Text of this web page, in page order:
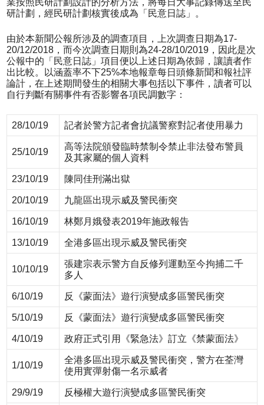
業按照民研計劃設計的分析方法，將每日大事記錄傳送至民
研計劃，經民研計劃核實後成為「民意日誌」。
由於本新聞公報所涉及的調查項目，上次調查日期為17-
20/12/2018，而今次調查日期則為24-28/10/2019，因此是次
公報中的「民意日誌」項目便以上述日期為依歸，讓讀者作
出比較。以涵蓋率不下25%本地報章每日頭條新聞和報社評
論計，在上述期間發生的相關大事包括以下事件，讀者可以
自行判斷有關事件有否影響各項民調數字：
28/10/19 記者於警方記者會抗議警察對記者使用暴力
25/10/19
高等法院頒發臨時禁制令禁止非法發布警員
及其家屬的個人資料
23/10/19 陳同佳刑滿出獄
20/10/19 九龍區出現示威及警民衝突
16/10/19 林鄭月娥發表2019年施政報告
13/10/19 全港多區出現示威及警民衝突
10/10/19
張建宗表示警方自反修列運動至今拘捕二千
多人
6/10/19 反《蒙面法》遊行演變成多區警民衝突
5/10/19 反《蒙面法》遊行演變成多區警民衝突
4/10/19 政府正式引用《緊急法》訂立《禁蒙面法》
1/10/19
全港多區出現示威及警民衝突，警方在荃灣
使用實彈射傷一名示威者
29/9/19 反極權大遊行演變成多區警民衝突